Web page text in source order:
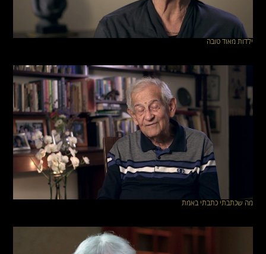
ילדות מאוד טובה
מה שכתבתי כתבתי באמת